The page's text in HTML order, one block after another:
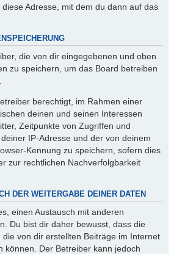
Adresse, mit dem du dann auf das
die von dir eingegebenen und oben
zu speichern, um das Board betreiben
berechtigt, im Rahmen einer
deinen und seinen Interessen
Zeitpunkte von Zugriffen und
IP-Adresse und der von deinem
Kennung zu speichern, sofern dies
zur rechtlichen Nachverfolgbarkeit
DER WEITERGABE DEINER DATEN
einen Austausch mit anderen
Du bist dir daher bewusst, dass die
die von dir erstellten Beiträge im Internet
können. Der Betreiber kann jedoch